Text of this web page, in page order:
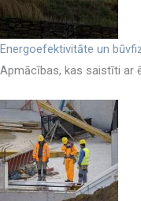
Energoefektivitāte un
Apmācības, kas saistīti ar